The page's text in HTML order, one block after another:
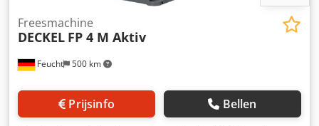
Feucht 500 km
Freesmachine
DECKEL FP 4 M Aktiv
Prijsinfo Bellen